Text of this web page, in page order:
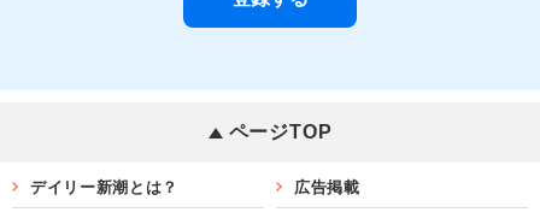
ページTOP
デイリー新潮とは？ 広告掲載